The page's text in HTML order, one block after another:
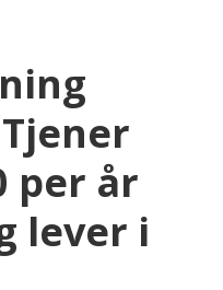
per år
lever i